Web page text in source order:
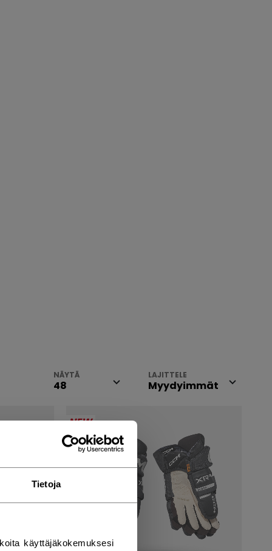
Tietoja
käyttäjäkokemuksesi
NÄYTÄ LAJITTELE
NEW